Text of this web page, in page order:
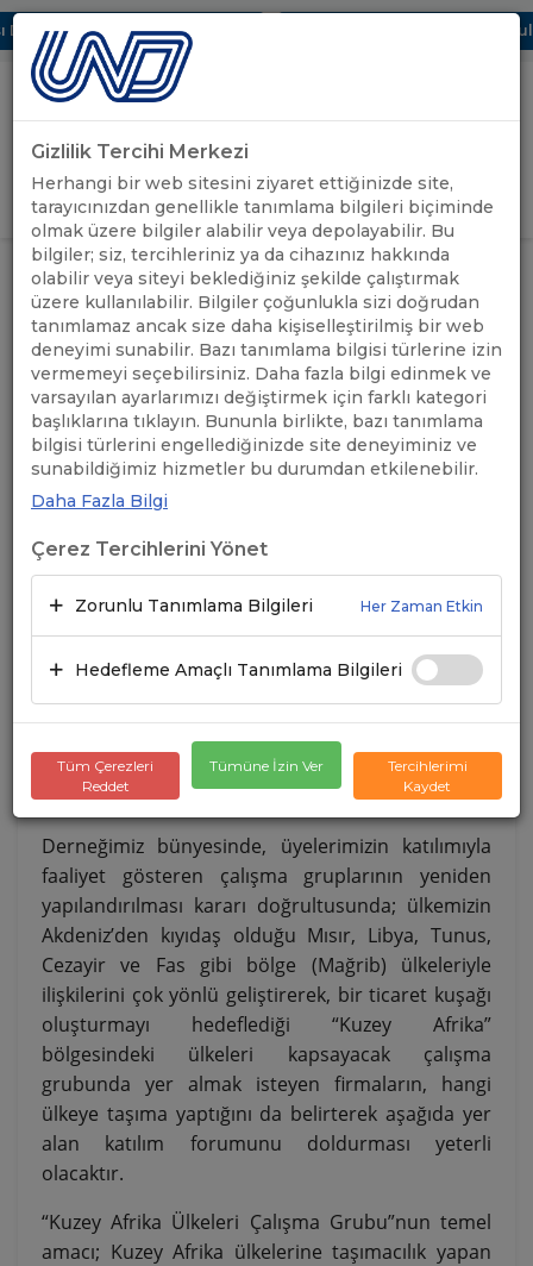
UBAK Bölümü Hakkında UND, Yunanistan Vize
Uluslararası Nakliyeciler Derneği
GİRİŞ YAP
ANASAYFA /
ÖNEMLİ
DUYURULAR
/ KUZEY AFRİKA / MAĞRİP ÜLKELERİ
ÇALIŞMA GRUBU KURULUYOR
KUZEY AFRİKA / MAĞRİP
ÜLKELERİ ÇALIŞMA GRUBU
KURULUYOR
11.08.2021
Derneğimiz bünyesinde, üyelerimizin katılımıyla
faaliyet gösteren çalışma gruplarının yeniden
yapılandırılması kararı doğrultusunda; ülkemizin
Akdeniz’den kıyıdaş olduğu Mısır, Libya, Tunus,
Cezayir ve Fas gibi bölge (Mağrib) ülkeleriyle
ilişkilerini çok yönlü geliştirerek, bir ticaret kuşağı
oluşturmayı hedeflediği “Kuzey Afrika”
bölgesindeki ülkeleri kapsayacak çalışma
grubunda yer almak isteyen firmaların, hangi
ülkeye taşıma yaptığını da belirterek aşağıda yer
alan katılım forumunu doldurması yeterli
olacaktır.
“Kuzey Afrika Ülkeleri Çalışma Grubu”nun temel
amacı; Kuzey Afrika ülkelerine taşımacılık yapan
Gizlilik Tercihi Merkezi
Herhangi bir web sitesini ziyaret ettiğinizde site,
tarayıcınızdan genellikle tanımlama bilgileri biçiminde
olmak üzere bilgiler alabilir veya depolayabilir. Bu
bilgiler; siz, tercihleriniz ya da cihazınız hakkında
olabilir veya siteyi beklediğiniz şekilde çalıştırmak
üzere kullanılabilir. Bilgiler çoğunlukla sizi doğrudan
tanımlamaz ancak size daha kişiselleştirilmiş bir web
deneyimi sunabilir. Bazı tanımlama bilgisi türlerine izin
vermemeyi seçebilirsiniz. Daha fazla bilgi edinmek ve
varsayılan ayarlarımızı değiştirmek için farklı kategori
başlıklarına tıklayın. Bununla birlikte, bazı tanımlama
bilgisi türlerini engellediğinizde site deneyiminiz ve
sunabildiğimiz hizmetler bu durumdan etkilenebilir.
Daha Fazla Bilgi
Çerez Tercihlerini Yönet
Zorunlu Tanımlama Bilgileri Her Zaman Etkin
Hedefleme Amaçlı Tanımlama Bilgileri
Tüm Çerezleri
Reddet
Tümüne İzin Ver
Tercihlerimi
Kaydet